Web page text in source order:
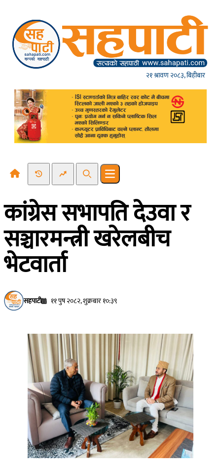
२१ श्रावण २०८३, बिहीबार
Recent NewsTrending News
SearchOpen main menu
कांग्रेस सभापति देउवा र
सञ्चारमन्त्री खरेलबीच
भेटवार्ता
सहपाटी ११ पुष २०८२, शुक्रबार १०:३९